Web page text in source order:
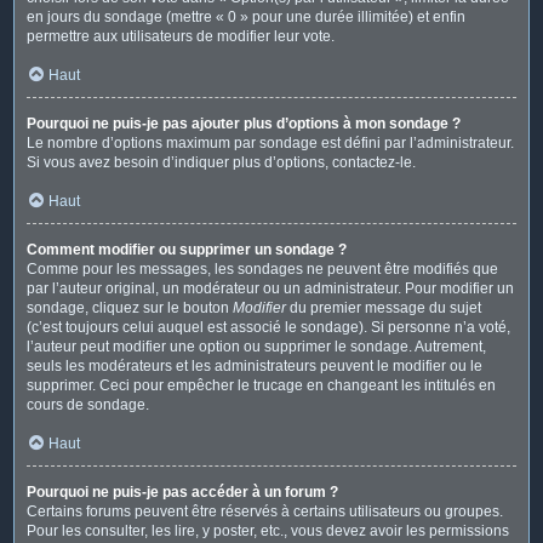
en jours du sondage (mettre « 0 » pour une durée illimitée) et enfin
permettre aux utilisateurs de modifier leur vote.
Haut
Pourquoi ne puis-je pas ajouter plus d’options à mon sondage ?
Le nombre d’options maximum par sondage est défini par l’administrateur.
Si vous avez besoin d’indiquer plus d’options, contactez-le.
Haut
Comment modifier ou supprimer un sondage ?
Comme pour les messages, les sondages ne peuvent être modifiés que
par l’auteur original, un modérateur ou un administrateur. Pour modifier un
sondage, cliquez sur le bouton Modifierdu premier message du sujet
(c’est toujours celui auquel est associé le sondage). Si personne n’a voté,
l’auteur peut modifier une option ou supprimer le sondage. Autrement,
seuls les modérateurs et les administrateurs peuvent le modifier ou le
supprimer. Ceci pour empêcher le trucage en changeant les intitulés en
cours de sondage.
Haut
Pourquoi ne puis-je pas accéder à un forum ?
Certains forums peuvent être réservés à certains utilisateurs ou groupes.
Pour les consulter, les lire, y poster, etc., vous devez avoir les permissions